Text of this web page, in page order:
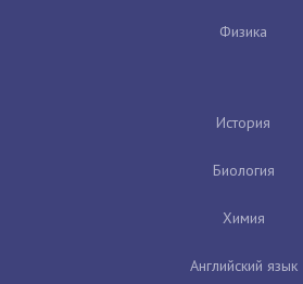
Физика
История
Биология
Химия
Английский язык